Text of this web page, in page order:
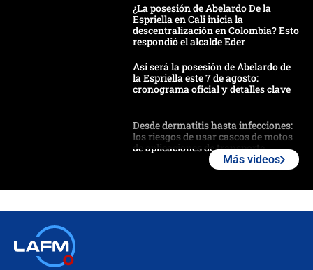
¿La posesión de Abelardo De la
Espriella en Cali inicia la
descentralización en Colombia? Esto
respondió el alcalde Eder
Así será la posesión de Abelardo de
la Espriella este 7 de agosto:
cronograma oficial y detalles clave
Desde dermatitis hasta infecciones:
los riesgos de usar cascos de motos
de aplicaciones de transporte
Más videos